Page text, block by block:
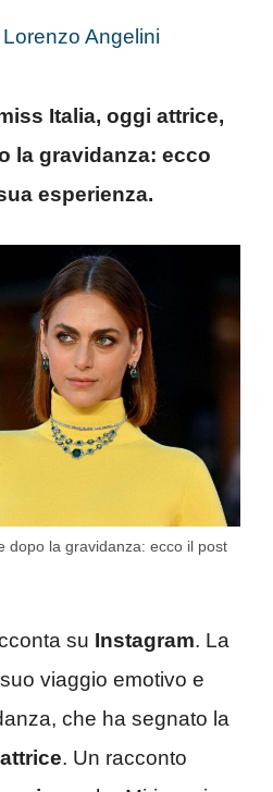
Lorenzo Angelini
Italia, oggi attrice,
la gravidanza: ecco
esperienza.
dopo la gravidanza: ecco il post
su Instagram. La
viaggio emotivo e
che ha segnato la
attrice. Un racconto